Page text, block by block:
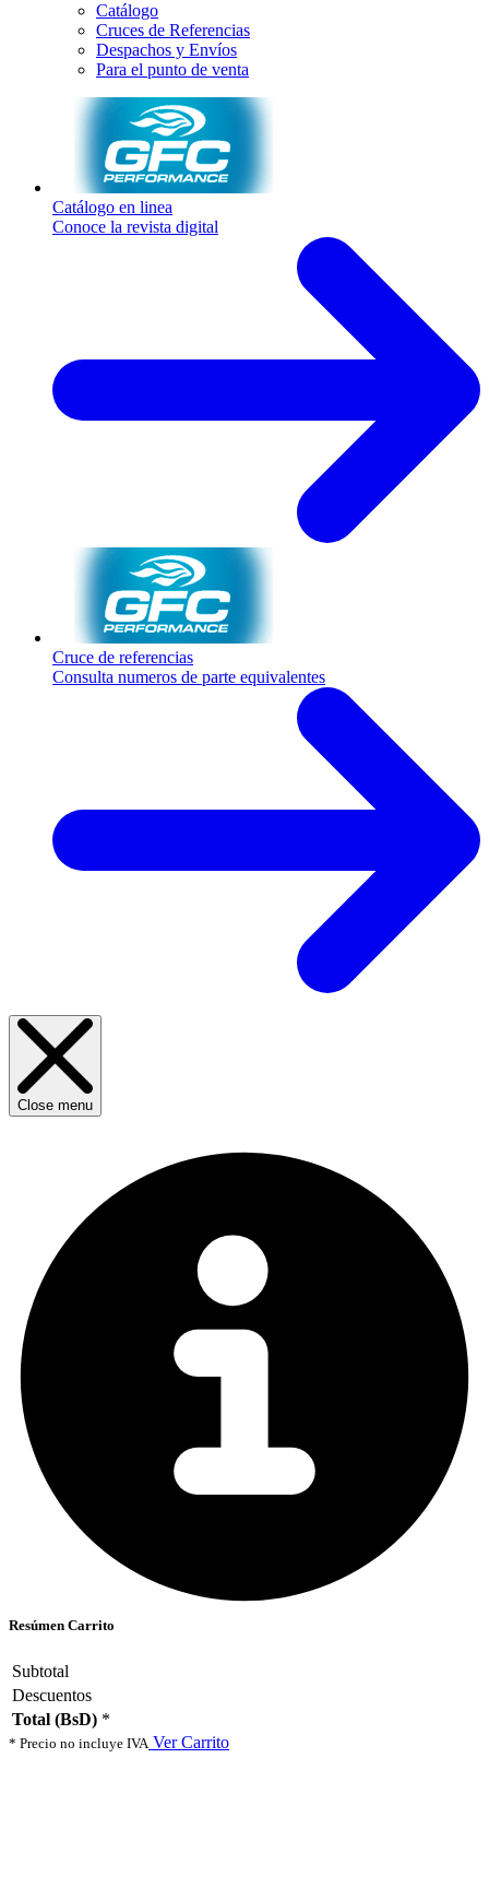
Catálogo
Cruces de Referencias
Despachos y Envíos
Para el punto de venta
Catálogo en linea
Conoce la revista digital
Cruce de referencias
Consulta numeros de parte equivalentes
Close menu
Resúmen Carrito
Subtotal
Descuentos
Total (BsD) *
* Precio no incluye IVA Ver Carrito